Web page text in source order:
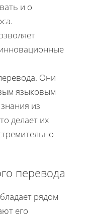
и о
Они
языковым
из
делает их
перевода
рядом
его